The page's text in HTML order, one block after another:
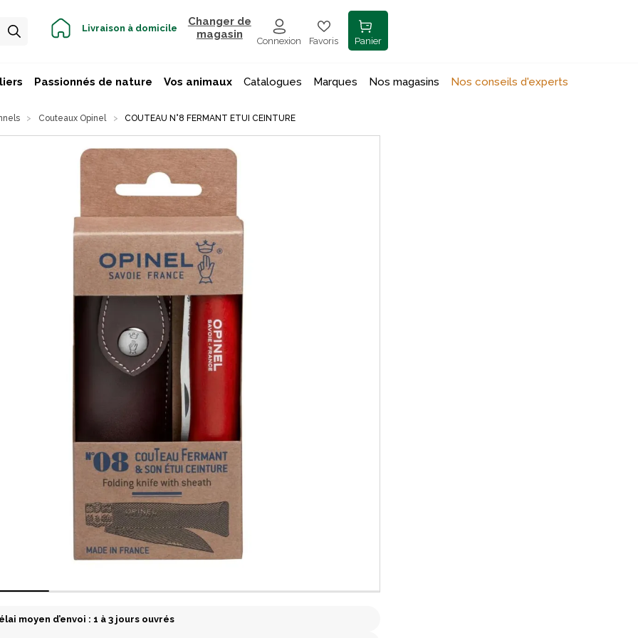
Livraison à domicile
Changer de
magasin
Connexion Favoris Panier
Passionnés de nature Vos animaux Catalogues Marques Nos magasins Nos conseils d'experts
Couteaux Opinel COUTEAU N°8 FERMANT ETUI CEINTURE
moyen d’envoi : 1 à 3 jours ouvrés